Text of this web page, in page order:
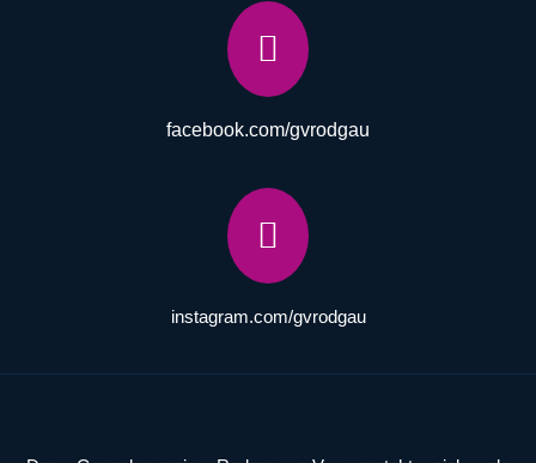

facebook.com/gvrodgau

instagram.com/gvrodgau